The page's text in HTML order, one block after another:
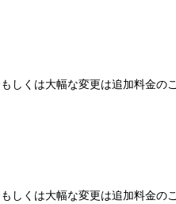
しくは大幅な変更は追加料金の
しくは大幅な変更は追加料金の